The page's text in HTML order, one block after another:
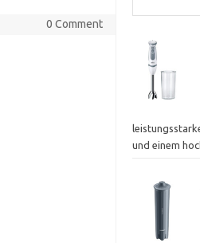
0 Comment
und einem